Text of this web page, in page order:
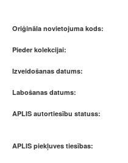
Oriģināla novietojuma kods:
Pieder kolekcijai:
Izveidošanas datums:
Labošanas datums:
APLIS autortiesību statuss:
APLIS piekļuves tiesības: